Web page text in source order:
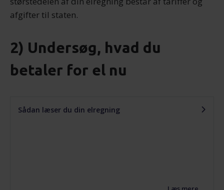
afgifter til staten.
2) Undersøg, hvad du
betaler for el nu
Sådan læser du din elregning